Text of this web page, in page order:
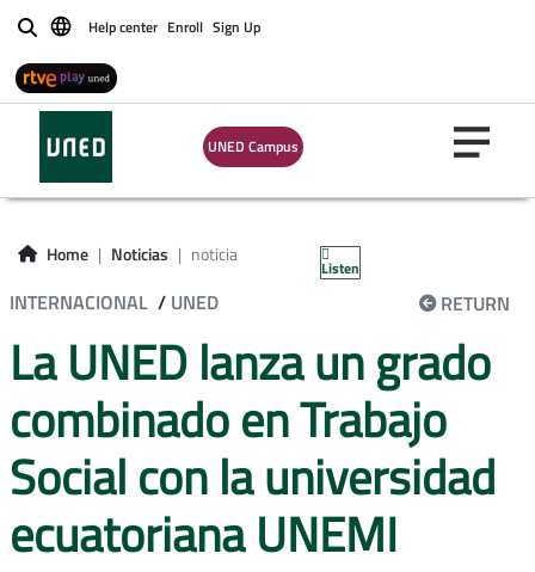
BuscarHelp center Enroll Sign Up
UNED Campus
Home Noticias noticia
Listen
INTERNACIONAL / UNED RETURN
La UNED lanza un grado
combinado en Trabajo
Social con la universidad
ecuatoriana UNEMI